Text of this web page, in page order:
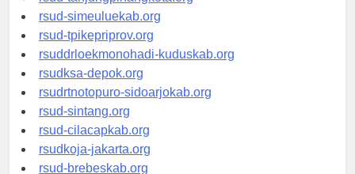
rsud-tanjungpinangkota.org
rsud-simeuluekab.org
rsud-tpikepriprov.org
rsuddrloekmonohadi-kuduskab.org
rsudksa-depok.org
rsudrtnotopuro-sidoarjokab.org
rsud-sintang.org
rsud-cilacapkab.org
rsudkoja-jakarta.org